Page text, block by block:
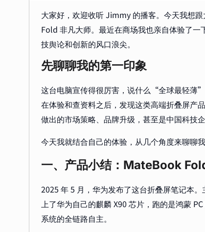
大家好，欢迎收听 Jimmy 的播客。今天我想
Fold 非凡大师。最近在商场我也亲自体验了
技舆论和创新的风口浪尖。
先聊聊我的第一印象
这台电脑宣传得很厉害，说什么“全球最轻
在体验和查资料之后，发现这类高端折叠屏产
做出的市场策略、品牌升级，甚至是中国科技
今天我就结合自己的体验，从几个角度来聊聊
一、产品小结：MateBook
2025 年 5 月，华为发布了这台折叠屏笔记本
上了华为自己的麒麟 X90 芯片，跑的是鸿蒙
系统的全链路自主。